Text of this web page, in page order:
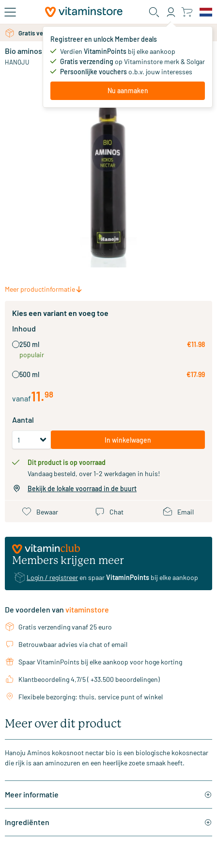
Ga naar de hoofdinhoud
Registreer en unlock Member deals
Verdien VitaminPoints bij elke aankoop
Gratis verzending op Vitaminstore merk & Solgar
Persoonlijke voucherso.b.v. jouw interesses
Nu aanmaken
Gratis verzending vanaf 25 euro
Bio aminos kokosnoot nectar
HANOJU vanaf 11.
Meer productinformatie
Kies een variant en voeg toe
Inhoud
250 ml
populair
€11.98
500 ml €17.99
vanaf11.98
Aantal
In winkelwagen
Dit product is op voorraad
Vandaag besteld, over 1-2 werkdagen in huis!
Bekijk de lokale voorraad in de buurt
Bewaar Chat Email
Members krijgen meer
Login / registreer en spaarVitaminPoints bij elke aankoop
De voordelen van vitaminstore
Gratis verzending vanaf 25 euro
Betrouwbaar advies via chat of email
Spaar VitaminPoints bij elke aankoop voor hoge korting
Klantbeoordeling 4,7/5 ( +33.500 beoordelingen)
Flexibele bezorging: thuis, service punt of winkel
Meer over dit product
Hanoju Aminos kokosnoot nectar bio is een biologische kokosnectar
die rijk is aan aminozuren en een heerlijke zoete smaak heeft.
Meer informatie
Ingrediënten